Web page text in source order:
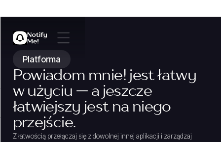
Platforma
Powiadom mnie! jest łatwy
w użyciu — a jeszcze
łatwiejszy jest na niego
przejście.
Z łatwością przełączaj się z dowolnej innej aplikacji i zarządzaj